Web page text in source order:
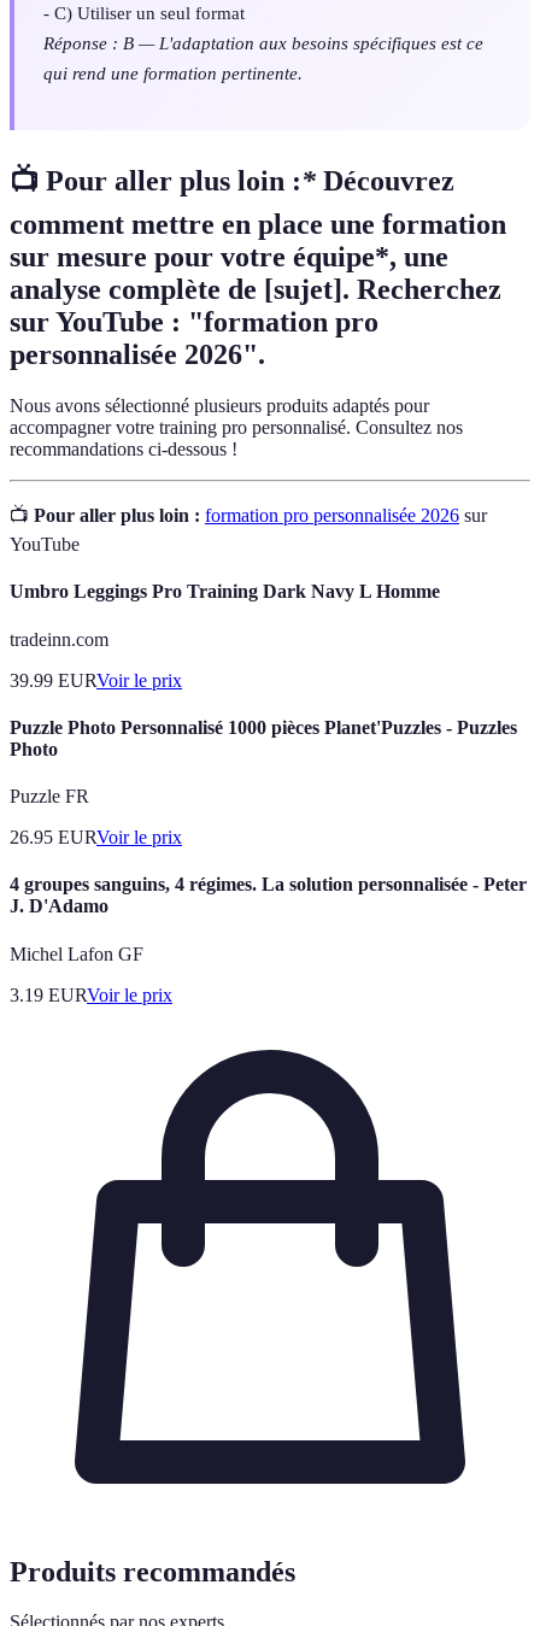
- C) Utiliser un seul format
Réponse : B — L'adaptation aux besoins spécifiques est ce
qui rend une formation pertinente.
📺 Pour aller plus loin :* Découvrez
comment mettre en place une formation
sur mesure pour votre équipe*, une
analyse complète de [sujet]. Recherchez
sur YouTube : "formation pro
personnalisée 2026".
Nous avons sélectionné plusieurs produits adaptés pour
accompagner votre training pro personnalisé. Consultez nos
recommandations ci-dessous !
📺 Pour aller plus loin : formation pro personnalisée 2026 sur
YouTube
Umbro Leggings Pro Training Dark Navy L Homme
tradeinn.com
39.99 EURVoir le prix
Puzzle Photo Personnalisé 1000 pièces Planet'Puzzles - Puzzles
Photo
Puzzle FR
26.95 EURVoir le prix
4 groupes sanguins, 4 régimes. La solution personnalisée - Peter
J. D'Adamo
Michel Lafon GF
3.19 EURVoir le prix
Produits recommandés